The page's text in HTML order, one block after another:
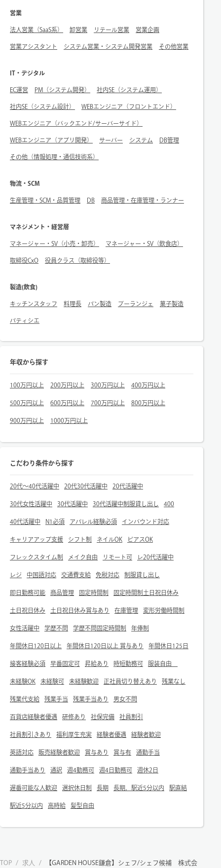
営業
法人営業（SaaS系） 卸営業 リテール営業 営業企画
営業アシスタント システム営業・システム開発営業 その他営業
IT・デジタル
EC運営 PM（システム開発） 社内SE（システム運用）
社内SE（システム設計） WEBエンジニア（フロントエンド）
WEBエンジニア（バックエンド/サーバーサイド）
WEBエンジニア（アプリ開発） サーバー システム DB管理
その他（情報処理・通信技術系）
物流・SCM
生産管理・SCM・品質管理 DB 商品管理・在庫管理・ランナー
マネジメント・経営層
マネージャー・SV（小売・卸売） マネージャー・SV（飲食店）
取締役CxO 役員クラス（取締役等）
製造(飲食)
キッチンスタッフ 料理長 パン製造 ブーランジェ 菓子製造
パティシエ
年収から探す
100万円以上 200万円以上 300万円以上 400万円以上
500万円以上 600万円以上 700万円以上 800万円以上
900万円以上 1000万円以上
こだわり条件から探す
20代～40代活躍中 20代30代活躍中 20代活躍中
30代女性活躍中 30代活躍中 30代活躍中制服貸し出し 400
40代活躍中 N1必須 アパレル経験必須 インバウンド対応
キャリアアップ支援 シフト制 ネイルOK ピアスOK
フレックスタイム制 メイク自由 リモート可 レ20代活躍中
レジ 中国語対応 交通費支給 免税対応 制服貸し出し
即日勤務可能 商品管理 固定時間制 固定時間制土日祝日休み
土日祝日休み 土日祝日休み賞与あり 在庫管理 変形労働時間制
女性活躍中 学歴不問 学歴不問固定時間制 年俸制
年間休日120日以上 年間休日120日以上 賞与あり 年間休日125日
接客経験必須 早番固定可 昇給あり 時短勤務可 服装自由
未経験OK 未経験可 未経験歓迎 正社員切り替えあり 残業なし
残業代支給 残業手当 残業手当あり 男女不問
百貨店経験者優遇 研修あり 社保完備 社員割引
社員割引きあり 福利厚生充実 経験者優遇 経験者歓迎
英語対応 販売経験者歓迎 賞与あり 賞与有 通勤手当
通勤手当あり 通訳 週4勤務可 週4日勤務可 週休2日
遅番可能な人歓迎 選択休日制 長期 長期，駅近5分以内 駅直結
駅近5分以内 高時給 髪型自由
TOP / 求人 /
【GARDEN HOUSE鎌倉】シェフ/シェフ候補 株式会